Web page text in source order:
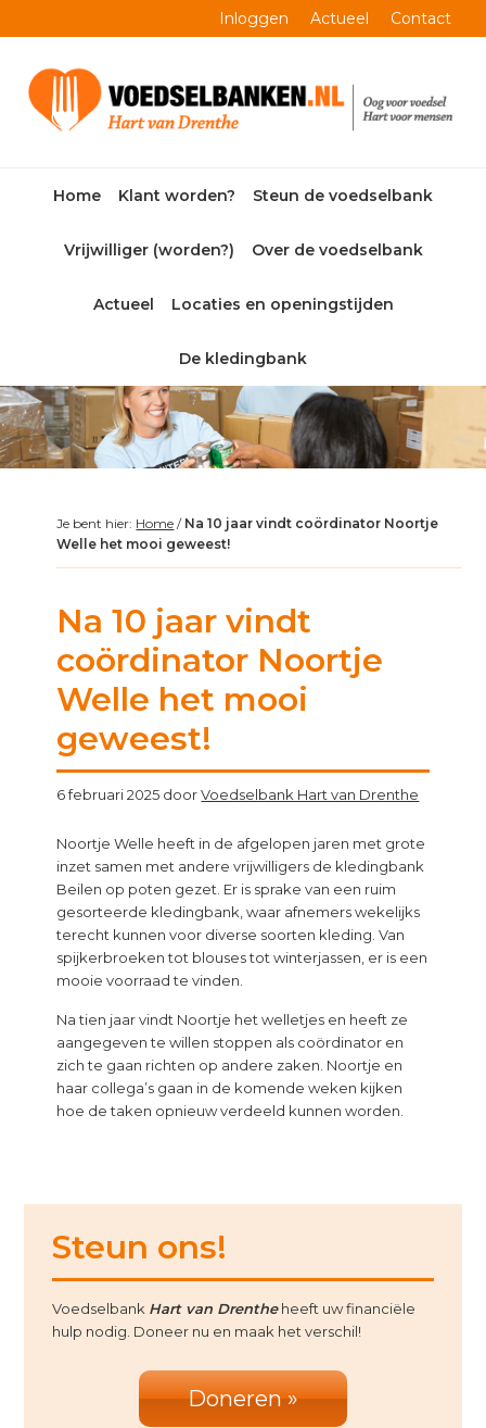
to
navigation
to
content
to
sidebar
to
Inloggen Actueel Contact
Home Klant worden? Steun de voedselbank
Vrijwilliger (worden?) Over de voedselbank
Actueel Locaties en openingstijden
De kledingbank
Je bent hier: Home / Na 10 jaar vindt coördinator Noortje
Welle het mooi geweest!
Na 10 jaar vindt
coördinator Noortje
Welle het mooi
geweest!
6 februari 2025 doorVoedselbank Hart van Drenthe
Noortje Welle heeft in de afgelopen jaren met grote
inzet samen met andere vrijwilligers de kledingbank
Beilen op poten gezet. Er is sprake van een ruim
gesorteerde kledingbank, waar afnemers wekelijks
terecht kunnen voor diverse soorten kleding. Van
spijkerbroeken tot blouses tot winterjassen, er is een
mooie voorraad te vinden.
Na tien jaar vindt Noortje het welletjes en heeft ze
aangegeven te willen stoppen als coördinator en
zich te gaan richten op andere zaken. Noortje en
haar collega’s gaan in de komende weken kijken
hoe de taken opnieuw verdeeld kunnen worden.
Primary
Sidebar
Steun ons!
Voedselbank Hart van Drentheheeft uw financiële
hulp nodig. Doneer nu en maak het verschil!
Doneren »